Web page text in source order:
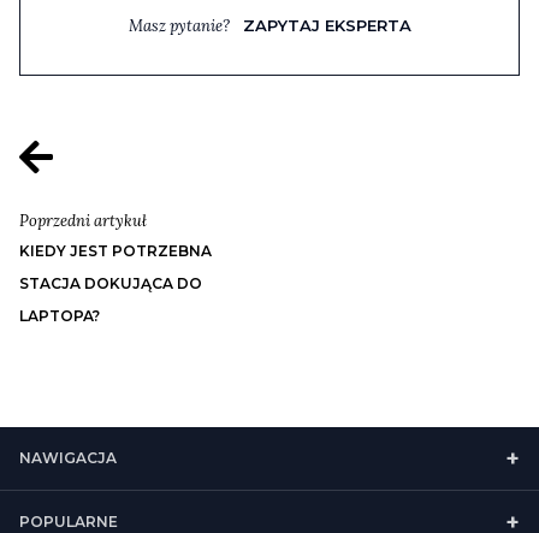
Masz pytanie? ZAPYTAJ EKSPERTA
Poprzedni artykuł
KIEDY JEST POTRZEBNA
STACJA DOKUJĄCA DO
LAPTOPA?
NAWIGACJA
POPULARNE